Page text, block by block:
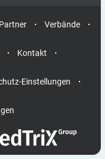
Verbände
Kontakt
Einstellungen